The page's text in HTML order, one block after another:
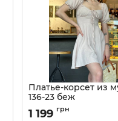
Платье-корсет из
136-23 беж
Артикул: 136-23-bezh-XS
1 199 грн